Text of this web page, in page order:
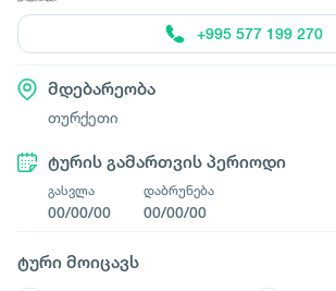
+995 577 199 270
მდებარეობა
თურქეთი
ტურის გამართვის პერიოდი
გასვლა
00/00/00
დაბრუნება
00/00/00
ტური მოიცავს